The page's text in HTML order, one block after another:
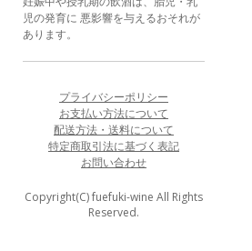
児の発育に 悪影響を与えるおそれが
あります。
プライバシーポリシー
お支払い方法について
配送方法・送料について
特定商取引法に基づく表記
お問い合わせ
Copyright(C) fuefuki-wine All Rights
Reserved.